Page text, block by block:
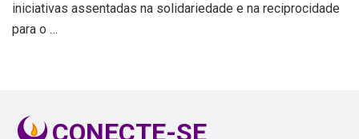
iniciativas assentadas na solidariedade e na reciprocidade
para o …
CONECTE-SE